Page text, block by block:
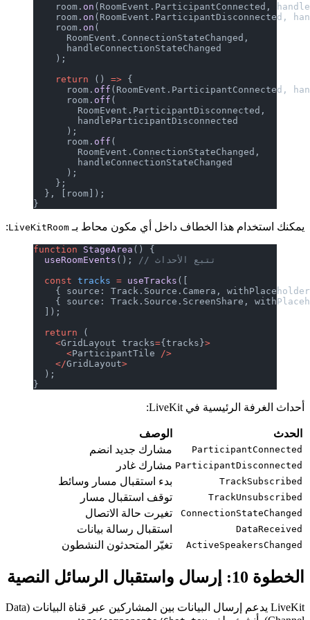
    room.
on (RoomEvent.ParticipantConnected,
    room.
on (RoomEvent.ParticipantDisconnected,
    room.
on
      RoomEvent.ConnectionStateChanged,
      handleConnectionStateChanged
    );
    return
() => {
      room.
off (RoomEvent.ParticipantConnected,
      room.
off
        RoomEvent.ParticipantDisconnected,
        handleParticipantDisconnected
      );
      room.
off
        RoomEvent.ConnectionStateChanged,
        handleConnectionStateChanged
      );
    };
  }, [room]);
يمكنك استخدام هذا الخطاف داخل أي مكون محاط بـLiveKitRoom
function StageArea () {
  useRoomEvents
();
// تتبع الأحداث
  const
tracks = useTracks
{ source: Track.Source.Camera,
{ source: Track.Source.ScreenShare,
  ]);
  return
(
    <
GridLayout tracks= {tracks}
      <
ParticipantTile />
    </
GridLayout
  );
أحداث الغرفة الرئيسية في LiveKit:
الحدث الوصف
ParticipantConnected مشارك جديد انضم
ParticipantDisconnected مشارك غادر
TrackSubscribed بدء استقبال مسار وسائط
TrackUnsubscribed توقف استقبال مسار
ConnectionStateChanged تغيرت حالة الاتصال
DataReceived استقبال رسالة بيانات
ActiveSpeakersChanged تغيّر المتحدثون النشطون
الخطوة 10: إرسال واستقبال الرسائل النصية
LiveKit يدعم إرسال البيانات بين المشاركين عبر قناة البيانات (Data